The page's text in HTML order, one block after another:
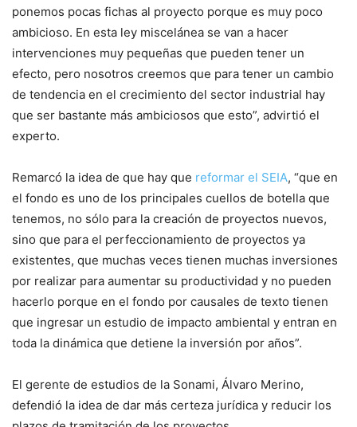
ponemos pocas fichas al proyecto porque es muy poco
ambicioso. En esta ley miscelánea se van a hacer
intervenciones muy pequeñas que pueden tener un
efecto, pero nosotros creemos que para tener un cambio
de tendencia en el crecimiento del sector industrial hay
que ser bastante más ambiciosos que esto”, advirtió el
experto.
Remarcó la idea de que hay que reformar el SEIA, “que en
el fondo es uno de los principales cuellos de botella que
tenemos, no sólo para la creación de proyectos nuevos,
sino que para el perfeccionamiento de proyectos ya
existentes, que muchas veces tienen muchas inversiones
por realizar para aumentar su productividad y no pueden
hacerlo porque en el fondo por causales de texto tienen
que ingresar un estudio de impacto ambiental y entran en
toda la dinámica que detiene la inversión por años”.
El gerente de estudios de la Sonami, Álvaro Merino,
defendió la idea de dar más certeza jurídica y reducir los